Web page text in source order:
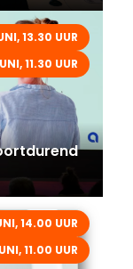
13.30 UUR
11.30 UUR
14.00 UUR
11.00 UUR